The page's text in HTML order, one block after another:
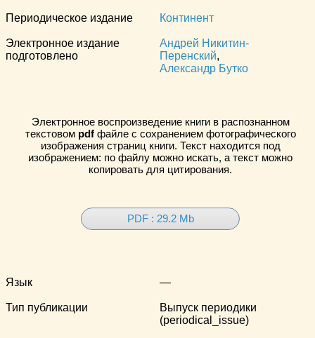
Периодическое издание Континент
Электронное издание
подготовлено
Андрей Никитин-
Перенский,
Александр Бутко
Электронное воспроизведение книги в распознанном
текстовом pdfфайле с сохранением фотографического
изображения страниц книги. Текст находится под
изображением: по файлу можно искать, а текст можно
копировать для цитирования.
PDF : 29.2 Mb
Язык —
Тип публикации
Выпуск периодики
(periodical_issue)